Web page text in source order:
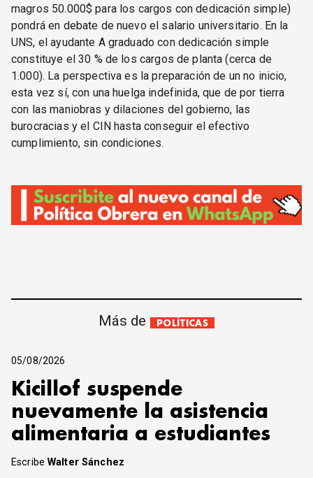
magros 50.000$ para los cargos con dedicación simple)
pondrá en debate de nuevo el salario universitario. En la
UNS, el ayudante A graduado con dedicación simple
constituye el 30 % de los cargos de planta (cerca de
1.000). La perspectiva es la preparación de un no inicio,
esta vez sí, con una huelga indefinida, que de por tierra
con las maniobras y dilaciones del gobierno, las
burocracias y el CIN hasta conseguir el efectivo
cumplimiento, sin condiciones.
Más de POLÍTICAS
05/08/2026
Kicillof suspende
nuevamente la asistencia
alimentaria a estudiantes
EscribeWalter Sánchez